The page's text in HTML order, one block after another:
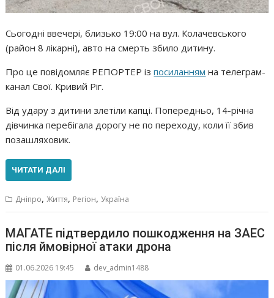
Сьогодні ввечері, близько 19:00 на вул. Колачевського
(район 8 лікарні), авто на смерть збило дитину.
Про це повідомляє РЕПОРТЕР ізпосиланням на телеграм-
канал Свої. Кривий Ріг.
Від удару з дитини злетіли капці. Попередньо, 14-річна
дівчинка перебігала дорогу не по переходу, коли її збив
позашляховик.
ЧИТАТИ ДАЛІ
Дніпро,Життя, Регіон,Україна
МАГАТЕ підтвердило пошкодження на ЗАЕС
після ймовірної атаки дрона
01.06.2026 19:45 dev_admin1488